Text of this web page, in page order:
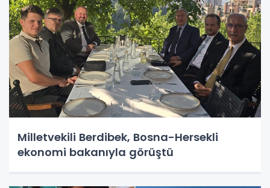
Milletvekili Berdibek, Bosna-Hersekli
ekonomi bakanıyla görüştü